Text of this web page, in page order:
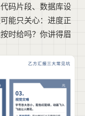
码片段、数据库设
能只关心：进度正
时给吗？你讲得眉